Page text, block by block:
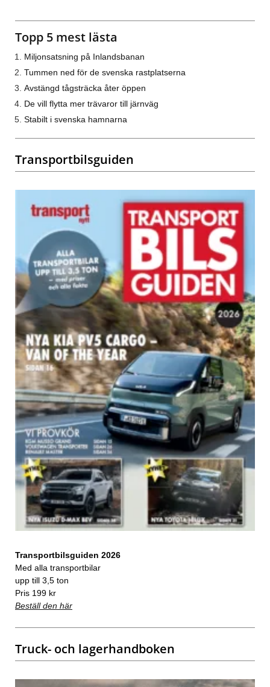
Topp 5 mest lästa
Miljonsatsning på Inlandsbanan
Tummen ned för de svenska rastplatserna
Avstängd tågsträcka åter öppen
De vill flytta mer trävaror till järnväg
Stabilt i svenska hamnarna
Transportbilsguiden
Transportbilsguiden 2026
Med alla transportbilar
upp till 3,5 ton
Pris 199 kr
Beställ den här
Truck- och lagerhandboken